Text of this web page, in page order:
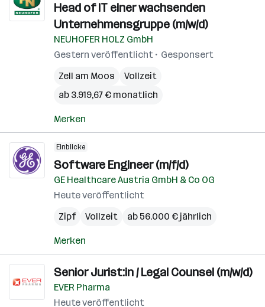
Head of IT einer wachsenden
Unternehmensgruppe (m/w/d)
NEUHOFER HOLZ GmbH
Gestern veröffentlicht
Gesponsert
Zell am Moos
Vollzeit
ab 3.919,67 € monatlich
Merken
Einblicke
Software Engineer (m/f/d)
GE Healthcare Austria GmbH & Co OG
Heute veröffentlicht
Zipf
Vollzeit ab 56.000 € jährlich
Merken
Senior Jurist:in / Legal Counsel (m/w/d)
EVER Pharma
Heute veröffentlicht